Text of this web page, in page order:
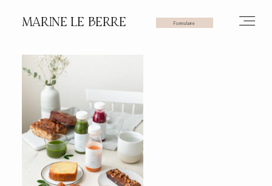
MARINE LE BERRE Formulaire
PHOTOS
VIDÉOS